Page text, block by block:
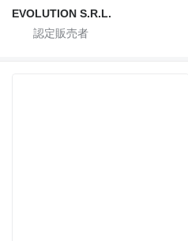
EVOLUTION S.R.L.